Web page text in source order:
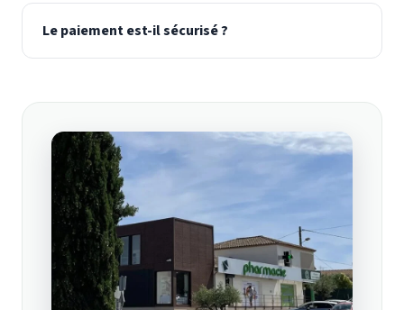
Le paiement est-il sécurisé ?